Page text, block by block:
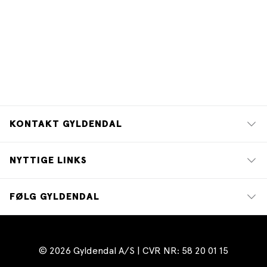
KONTAKT GYLDENDAL
NYTTIGE LINKS
FØLG GYLDENDAL
© 2026 Gyldendal A/S | CVR NR: 58 20 01 15